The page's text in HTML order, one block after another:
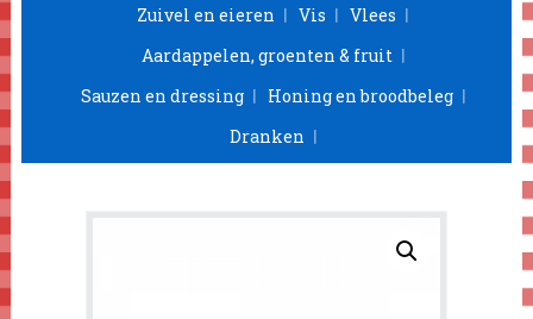
Zuivel en eieren
Vis
Vlees
Aardappelen, groenten & fruit
Sauzen en dressing
Honing en broodbeleg
Dranken